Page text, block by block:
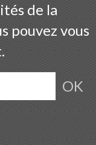
de la
pouvez vous
OK